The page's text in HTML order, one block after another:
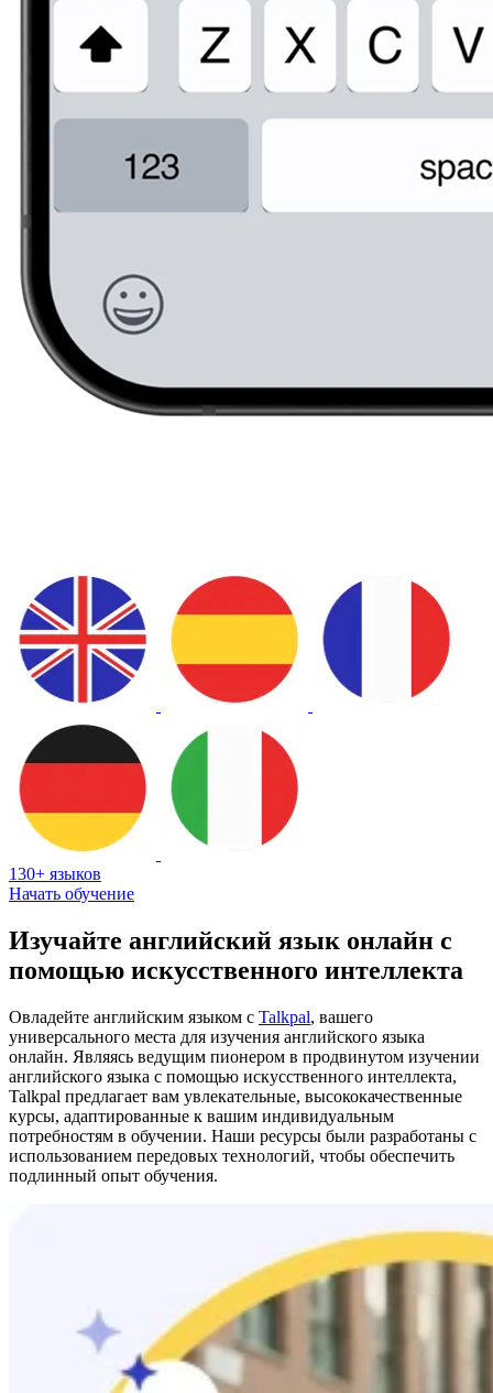
130+ языков
Начать обучение
Изучайте английский язык онлайн с
помощью искусственного интеллекта
Овладейте английским языком с Talkpal, вашего
универсального места для изучения английского языка
онлайн. Являясь ведущим пионером в продвинутом изучении
английского языка с помощью искусственного интеллекта,
Talkpal предлагает вам увлекательные, высококачественные
курсы, адаптированные к вашим индивидуальным
потребностям в обучении. Наши ресурсы были разработаны с
использованием передовых технологий, чтобы обеспечить
подлинный опыт обучения.